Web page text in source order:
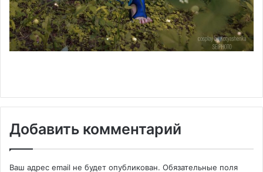
Добавить комментарий
Ваш адрес email не будет опубликован. Обязательные поля